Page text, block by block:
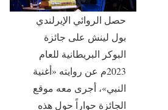
حصل الروائي الإيرلندي
بول لينش على جائزة
البوكر البريطانية للعام
2023م عن روايته «أغنية
النبي»، أجرى معه موقع
الجائزة حواراً حول هذه